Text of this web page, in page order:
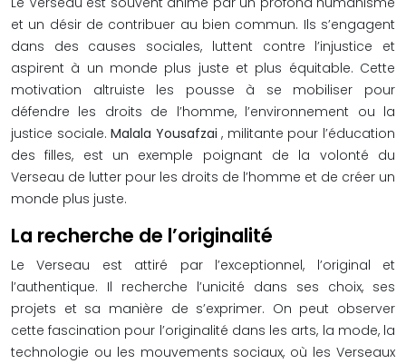
et un désir de contribuer au bien commun. Ils s’engagent
dans des causes sociales, luttent contre l’injustice et
aspirent à un monde plus juste et plus équitable. Cette
motivation altruiste les pousse à se mobiliser pour
défendre les droits de l’homme, l’environnement ou la
justice sociale.Malala Yousafzai, militante pour l’éducation
des filles, est un exemple poignant de la volonté du
Verseau de lutter pour les droits de l’homme et de créer un
monde plus juste.
La recherche de l’originalité
Le Verseau est attiré par l’exceptionnel, l’original et
l’authentique. Il recherche l’unicité dans ses choix, ses
projets et sa manière de s’exprimer. On peut observer
cette fascination pour l’originalité dans les arts, la mode, la
technologie ou les mouvements sociaux, où les Verseaux